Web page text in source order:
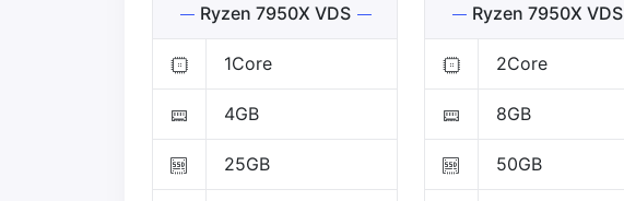
Ryzen 7950X VDS
1Core
4GB
25GB
Ryzen 7950X VDS
2Core
8GB
50GB